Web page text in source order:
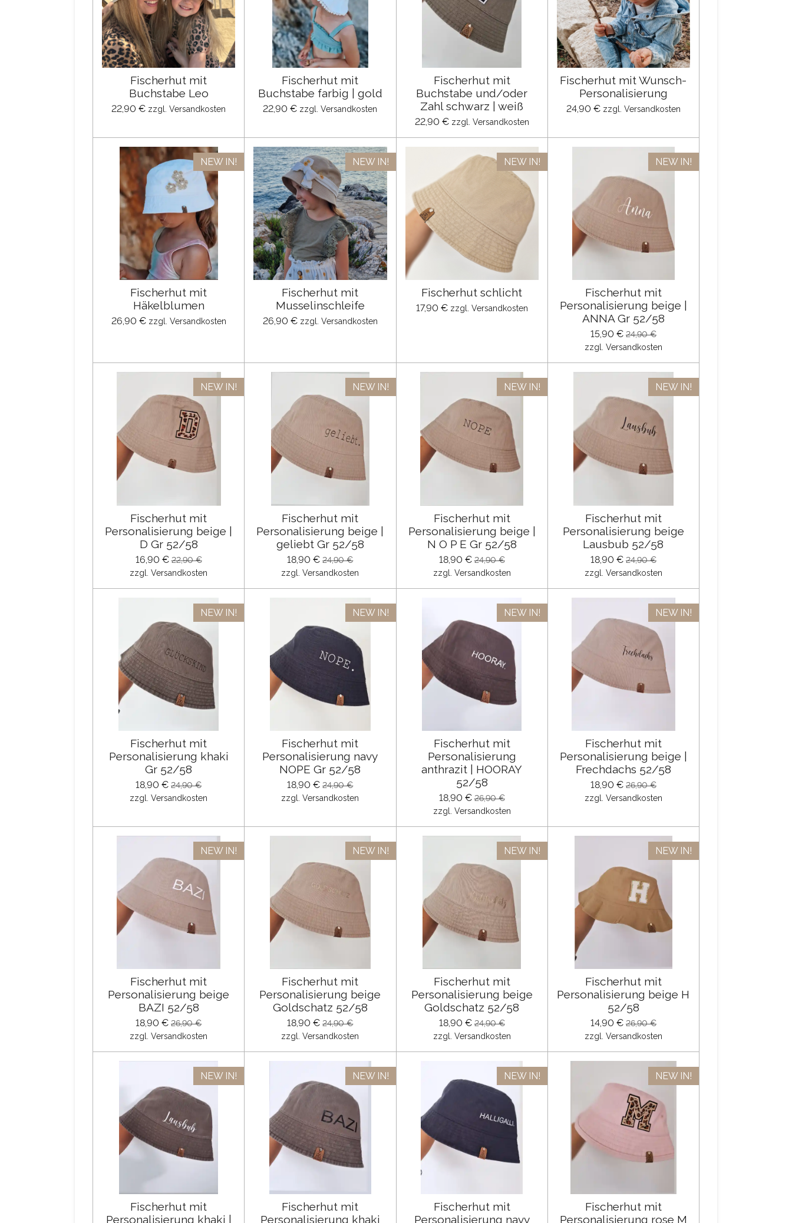
Fischerhut mit
Buchstabe Leo
22,90 € zzgl. Versandkosten
Fischerhut mit
Buchstabe farbig | gold
22,90 € zzgl. Versandkosten
Fischerhut mit
Buchstabe und/oder
Zahl schwarz | weiß
22,90 € zzgl. Versandkosten
Fischerhut mit Wunsch-
Personalisierung
24,90 € zzgl. Versandkosten
NEW IN!
Fischerhut mit
Häkelblumen
26,90 € zzgl. Versandkosten
NEW IN!
Fischerhut mit
Musselinschleife
26,90 € zzgl. Versandkosten
NEW IN!
Fischerhut schlicht
17,90 € zzgl. Versandkosten
NEW IN!
Fischerhut mit
Personalisierung beige |
ANNA Gr 52/58
15,90 € 24,90 €
zzgl. Versandkosten
NEW IN!
Fischerhut mit
Personalisierung beige |
D Gr 52/58
16,90 € 22,90 €
zzgl. Versandkosten
NEW IN!
Fischerhut mit
Personalisierung beige |
geliebt Gr 52/58
18,90 € 24,90 €
zzgl. Versandkosten
NEW IN!
Fischerhut mit
Personalisierung beige |
N O P E Gr 52/58
18,90 € 24,90 €
zzgl. Versandkosten
NEW IN!
Fischerhut mit
Personalisierung beige
Lausbub 52/58
18,90 € 24,90 €
zzgl. Versandkosten
NEW IN!
Fischerhut mit
Personalisierung khaki
Gr 52/58
18,90 € 24,90 €
zzgl. Versandkosten
NEW IN!
Fischerhut mit
Personalisierung navy
NOPE Gr 52/58
18,90 € 24,90 €
zzgl. Versandkosten
NEW IN!
Fischerhut mit
Personalisierung
anthrazit | HOORAY
52/58
18,90 € 26,90 €
zzgl. Versandkosten
NEW IN!
Fischerhut mit
Personalisierung beige |
Frechdachs 52/58
18,90 € 26,90 €
zzgl. Versandkosten
NEW IN!
Fischerhut mit
Personalisierung beige
BAZI 52/58
18,90 € 26,90 €
zzgl. Versandkosten
NEW IN!
Fischerhut mit
Personalisierung beige
Goldschatz 52/58
18,90 € 24,90 €
zzgl. Versandkosten
NEW IN!
Fischerhut mit
Personalisierung beige
Goldschatz 52/58
18,90 € 24,90 €
zzgl. Versandkosten
NEW IN!
Fischerhut mit
Personalisierung beige H
52/58
14,90 € 26,90 €
zzgl. Versandkosten
NEW IN!
Fischerhut mit
Personalisierung khaki |
NEW IN!
Fischerhut mit
Personalisierung khaki
NEW IN!
Fischerhut mit
Personalisierung navy
NEW IN!
Fischerhut mit
Personalisierung rose M